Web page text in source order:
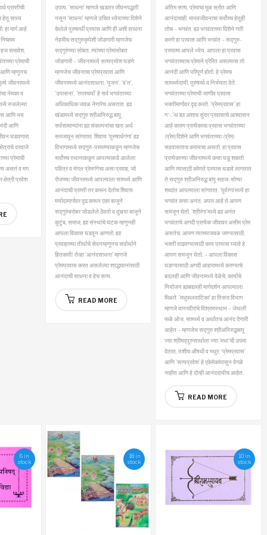
प्राप्तीची
हेतू साध्य
हा मार्ग आहे
समावेश,
प्रेमाची
आणि म्हणूनच
जीवनामध्ये
नेमका व
रुजलेल्या
आणि भय
आणि
घडवणारा.
दरवाजे
प्रेमाची
असतं व मग
क्षेत्री प्रवेश
उपाय. ‘साधना’ म्हणजे खडतर जीवनपद्धती
नसून ‘साधना’ म्हणजे उचित ध्येयाच्या दिशेने
केलेले पुरुषार्थी प्रयास आणि ही अशी साधना
नेहमीच सद्गुरुकृपेशी जोडणारी म्हणजेच
सद्गुरुंच्या सोबत, त्यांच्या प्रेमासोबत
जोडणारी – जीवनामध्ये सत्यप्रवेश घडणे
म्हणजेच जीवनाचा प्रेमप्रवास आणि
जीवनामध्ये आनंदसाधना. ‘पूजन’, ‘व‘त’,
‘उपासना’, ‘तपश्‍चर्या’ हे सर्व भगवंताच्या
अधिकाधिक जवळ नेणारेच असतात. ह्या
खंडामध्ये सद्गुरु श्रीअनिरुद्ध बापू
सर्वसामान्यांना ह्या संकल्पनांचा खरा अर्थ
समजावून सांगतात. शिवाय ‘पुरुषार्थगंगा’ ह्या
विभागामध्ये सद्गुरु-परमत्म्याकडून म्हणजेच
सर्वोच्च स्थानाकडून आपल्याकडे आलेला
पवित्र व मंगल प्रेमगंगेचा असा प्रवाह, जो
रोजच्या जीवनामध्ये आपल्याला सामर्थ्य आणि
आनंदाची प्राप्ती तर करून देतोच शिवाय
मर्यादामार्गावर दृढ करून एका बाजूने
सद्गुरुंबरोबर जोडलेले ठेवतो व दुसर्‍या बाजूने
कुटुंब, समाज, ह्या संस्थांचे घटक म्हणूनही
आपला विकास घडवून आणतो. ह्या
प्रवाहाच्या तीर्थाचे सेवनम्हणूनच सर्वार्थाने
हितकारी! तेव्हा ‘आनंदसाधना’ म्हणजे
प्रेमप्रवास करत असलेल्या श्रद्धावानांसाठी
आनंदाची साधना व हेच सत्य.
READ MORE
अंतिम सत्य, प्रेमाचा मूळ स्रोत आणि
आनंदाचाही. मानवजीवनाचा सर्वोच्च हेतूही
तोच – भगवंत. ह्या भगवंताच्या दिशेने गती
करणे हा प्रवास आणि भगवंत – सद्गुरु-
परमात्मा आपले ध्येय. आपला हा प्रवास
भगवंताच्याच प्रेमाने प्रेरित असल्यास तो
आनंदी आणि परिपूर्ण होतो. हे प्रेमच
सामर्थ्यदायी, पुरुषार्थ व निर्भयता देते.
भगवंताच्या प्रेमाची जाणीव प्रवास
भक्तीमार्गावर दृढ करते. ‘प्रेमप्रवास’ हा
ग‘ंथ ह्या अशाच सुंदर प्रवासाचे आश्‍वासन
आहे कारण प्रत्येकाचा प्रवास भगवंताच्या
(प्रेम)दिशेने आणि भगवंताच्या (प्रेम)
सहवासातच करायचा असतो. हा प्रवास
प्रत्येकाच्या जीवनामध्ये कसा घडू शकतो
आणि त्यासाठी कोणते प्रयास घडावे लागतात
ते सद्गुरु श्रीअनिरुद्ध बापू सहज-सोप्या
शब्दांत आपल्याला सांगतात. ‘पूर्वरंगा’मध्ये हा
भगवंत कसा अनंत, अपार आहे ते आपण
समजून घेतो. ‘श्रीरंगा’मध्ये ह्या अनंत
भगवंताचे अगदी प्रत्येक जीवावर असीम प्रेम
असतेच, आपण त्याच्याजवळ जाण्यासाठी,
भक्ती वाढवण्यासाठी काय प्रयास घ्यावे हे
आपण समजून घेतो. – आपला विकास
घडण्यासाठी अगदी आहारामध्ये करण्याचे
बदलही आणि जीवनामध्ये वेळेचे, कार्याचे
नियोजन ह्याबद्दलही मार्गदर्शन आपल्याला
मिळते. ‘मधुफलवाटिका’ हा तिसरा विभाग
म्हणजे वानरवीरांचे विश्रामस्थान – जेथली
फळे ओज, सामर्थ्य व अर्थातच आनंद देणारी
आहेत – म्हणजेच सद्गुरु श्रीअनिरुद्धबापू
ज्या श्रीमद्पुरुसार्थाला ज्या ‘मधा’ची उपमा
देतात, तशीच औषधी व मधुर. ‘प्रेमप्रवास’
आणि ‘सत्यप्रवेश’ हे एकेमेकांपासून वेगळे
नाहीत आणि हे दोन्ही आनंददायीच आहेत.
READ MORE
6 in
stock
18 in
stock
10 in
stock